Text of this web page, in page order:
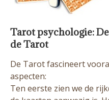
Tarot psychologie:
de Tarot
De Tarot fascineert
aspecten:
Ten eerste zien we de